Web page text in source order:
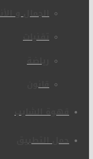
الجمال و
تقنيات
رياضة
قانون
قهوة الشايب
حمل التطبيق